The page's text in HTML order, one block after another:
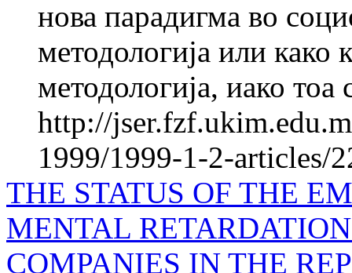
нова парадигма во
методологија или како
методологија, иако тоа
http://
1999/1999-1-2-articles/
THE STATUS OF THE
MENTAL
COMPANIES IN THE